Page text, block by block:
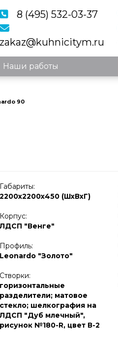
8 (495) 532-03-37
zakaz@kuhnicitym.ru
Наши работы
90
Габариты:
2200х2200х450 (ШхВхГ)
Корпус:
ЛДСП "Венге"
Профиль:
Leonardo "Золото"
Створки:
горизонтальные
разделители; матовое
стекло; шелкография на
ЛДСП "Дуб млечный",
рисунок №180-R, цвет В-2